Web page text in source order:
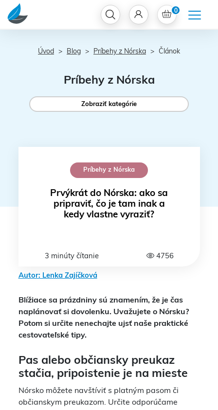
0
Úvod Blog Príbehy z Nórska Článok
Príbehy z Nórska
Zobraziť kategórie
Príbehy z Nórska
Prvýkrát do Nórska: ako sa
pripraviť, čo je tam inak a
kedy vlastne vyraziť?
3 minúty čítanie 4756
Autor: Lenka Zajíčková
Blížiace sa prázdniny sú znamením, že je čas
naplánovať si dovolenku. Uvažujete o Nórsku?
Potom si určite nenechajte ujsť naše praktické
cestovateľské tipy.
Pas alebo občiansky preukaz
stačia, pripoistenie je na mieste
Nórsko môžete navštíviť s platným pasom či
občianskym preukazom. Určite odporúčame